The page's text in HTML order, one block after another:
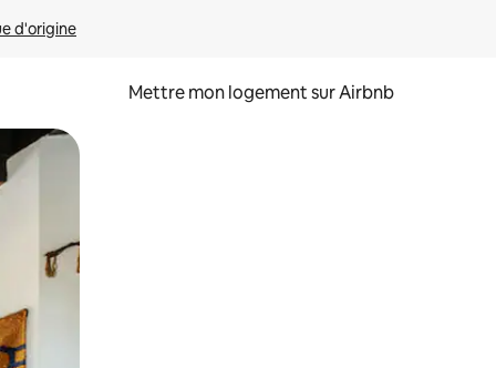
d'origine
Mettre mon logement sur Airbnb